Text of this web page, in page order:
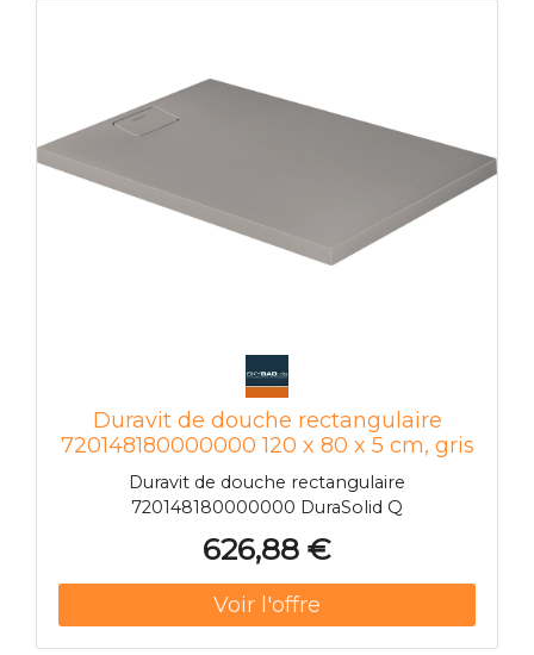
Duravit de douche rectangulaire
720148180000000 120 x 80 x 5 cm, gris
béton
Duravit de douche rectangulaire
720148180000000 DuraSolid Q
626,88 €